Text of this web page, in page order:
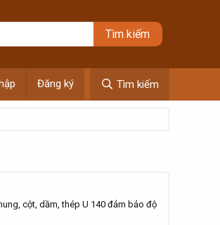
Đăng ký Tìm kiếm
cột, dầm, thép U 140 đảm bảo độ